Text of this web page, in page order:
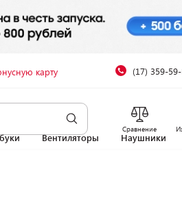
карту (17) 359-
Сравнение
Вентиляторы Наушники